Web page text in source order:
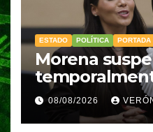
ESTADO POLÍTICA PORTADA
Morena
partidarios de
y Graciela
08/08/2026